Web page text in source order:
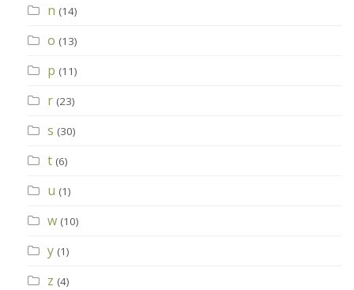
n (14)
o (13)
p (11)
r (23)
s (30)
t (6)
u (1)
w (10)
y (1)
z (4)